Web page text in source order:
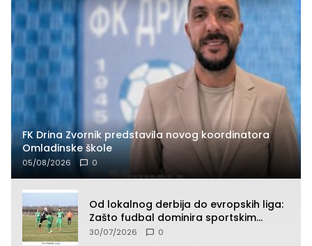
FK Drina Zvornik predstavila novog koordinatora
Omladinske škole
05/08/2026 0
Od lokalnog derbija do evropskih liga:
Zašto fudbal dominira sportskim
klađenjem
30/07/2026 0